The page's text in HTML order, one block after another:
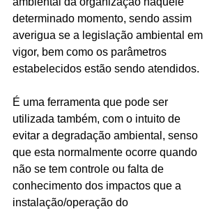
determinado momento, sendo assim
averigua se a legislação ambiental em
vigor, bem como os parâmetros
estabelecidos estão sendo atendidos.
É uma ferramenta que pode ser
utilizada também, com o intuito de
evitar a degradação ambiental, senso
que esta normalmente ocorre quando
não se tem controle ou falta de
conhecimento dos impactos que a
instalação/operação do